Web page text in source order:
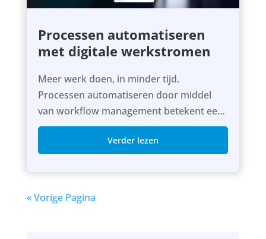
Processen automatiseren
met digitale werkstromen
Meer werk doen, in minder tijd.
Processen automatiseren door middel
van workflow management betekent een
efficientieslag voor je organisatie. In dit
artikel vind je 5 praktijkvoorbeelden van
Verder lezen
« Vorige Pagina